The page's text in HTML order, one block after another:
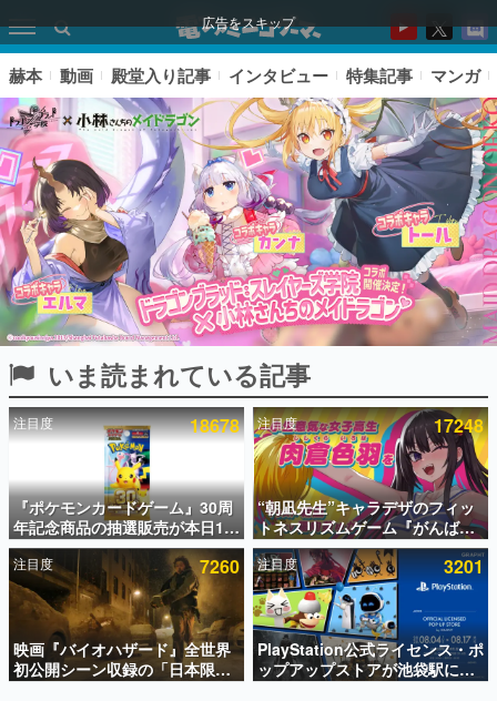
広告をスキップ
ピックアップ
電ファミのいま読まれている記事ランキング
アプリセール情報
インタビュー
連載・特集一覧
殿堂入り記事
SNS拡散数が数千以上！ ページビュー数万以上！ などな
ど。多くの人々に読まれた、電ファミ渾身の“殿堂入り”記
事をまとめました。
赫本 動画 殿堂入り記事 インタビュー 特集記事 マンガ
いま読まれている記事
注目度 18678
『ポケモンカードゲーム』30周
年記念商品の抽選販売が本日12
時より開始。拡張パック「30th
CELEBRATION」のボックス
に、「プレミアムデッキセット
エーフィ・ブラッキー」
「FUTURISTIC BOX」の計3商
品
注目度 17248
“朝凪先生”キャラデザのフィッ
トネスリズムゲーム『がんば
れ！チアリズム』Steamストア
ページが公開。キャラクターの
CVは陽向葵ゅかさん
注目度 7260
映画『バイオハザード』全世界
初公開シーン収録の「日本限
定」予告映像が解禁。バイオの
注目度 3201
PlayStation公式ライセンス・ポ
ップアップストアが池袋駅にて
期間限定で開催。夏のアパレル